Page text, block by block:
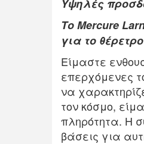
Υψηλές
Το Mercure
για το
Είμαστε
επερχόμενες
να
τον κόσμο,
πληρότητα. Η
βάσεις για